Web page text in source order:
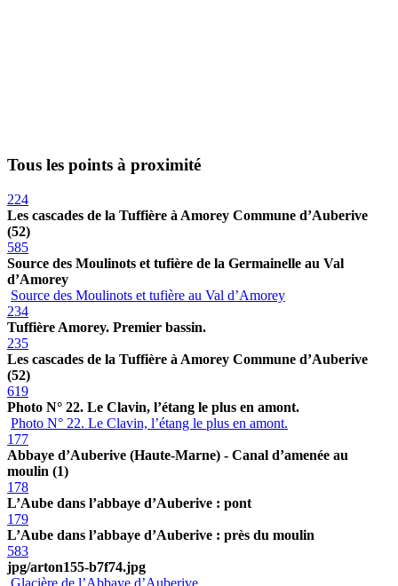
Tous les points à proximité
224
Les cascades de la Tuffière à Amorey Commune d’Auberive
(52)
585
Source des Moulinots et tufière de la Germainelle au Val
d’Amorey
Source des Moulinots et tufière au Val d’Amorey
234
Tuffière Amorey. Premier bassin.
235
Les cascades de la Tuffière à Amorey Commune d’Auberive
(52)
619
Photo N° 22. Le Clavin, l’étang le plus en amont.
Photo N° 22. Le Clavin, l’étang le plus en amont.
177
Abbaye d’Auberive (Haute-Marne) - Canal d’amenée au
moulin (1)
178
L’Aube dans l’abbaye d’Auberive : pont
179
L’Aube dans l’abbaye d’Auberive : près du moulin
583
jpg/arton155-b7f74.jpg
Glacière de l’Abbaye d’Auberive